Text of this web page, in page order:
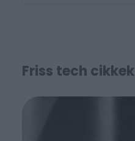
Friss tech cikkek